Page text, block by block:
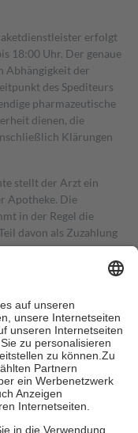
erfolgt
18:00 Uhr. Der genaue
Abhängigkeit der
des Spediteurs
pharmazeutische
dienen, die
Klärungen
stellt der Arzt ein
Apotheke. Die
in der Regel die
davon als Zuzahlung
in Höhe von zehn
als die tatsächlichen
Online-Apotheken.
beträgt die
Euro je
eigene Gesundheit zu
zu unterstützen,